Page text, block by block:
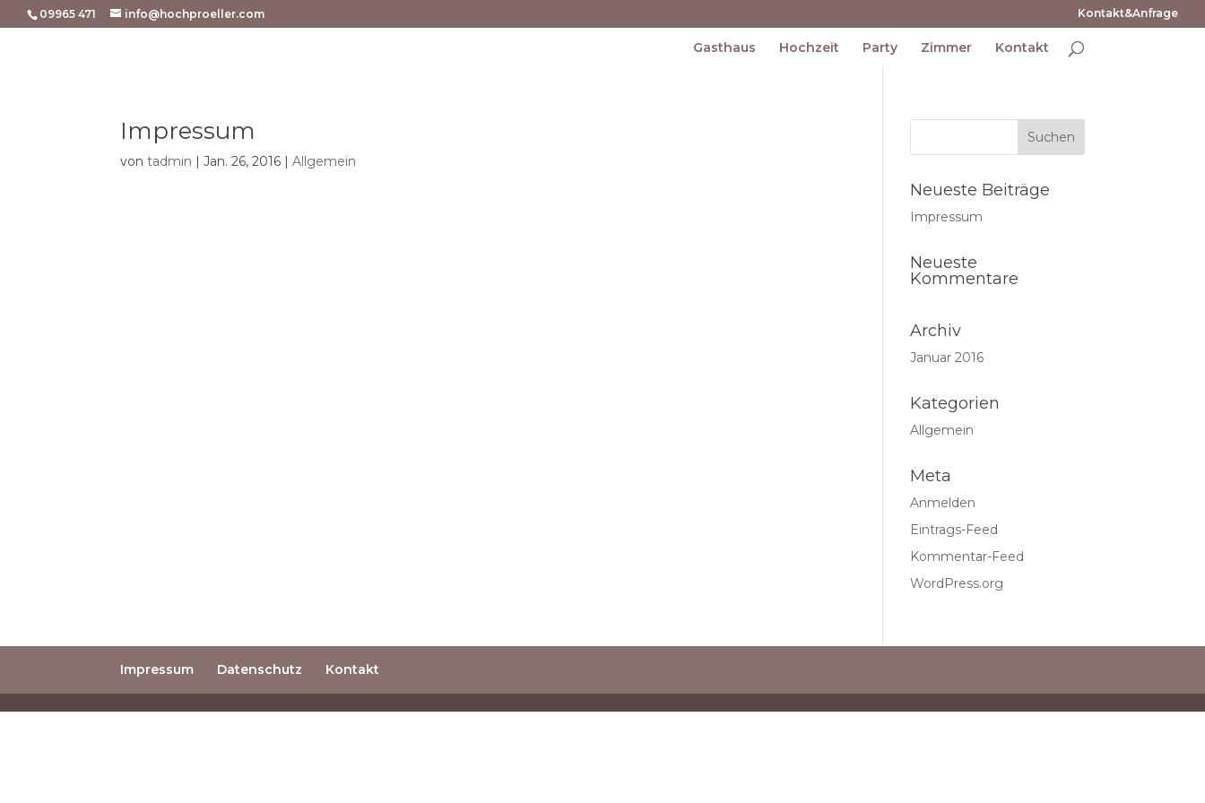
09965 471 info@hochproeller.com Kontakt&Anfrage
Gasthaus Hochzeit Party Zimmer Kontakt
Impressum
vontadmin |Jan. 26, 2016 |Allgemein
Neueste Beiträge
Impressum
Neueste
Kommentare
Archiv
Januar 2016
Kategorien
Allgemein
Meta
Anmelden
Eintrags-Feed
Kommentar-Feed
WordPress.org
Impressum Datenschutz Kontakt